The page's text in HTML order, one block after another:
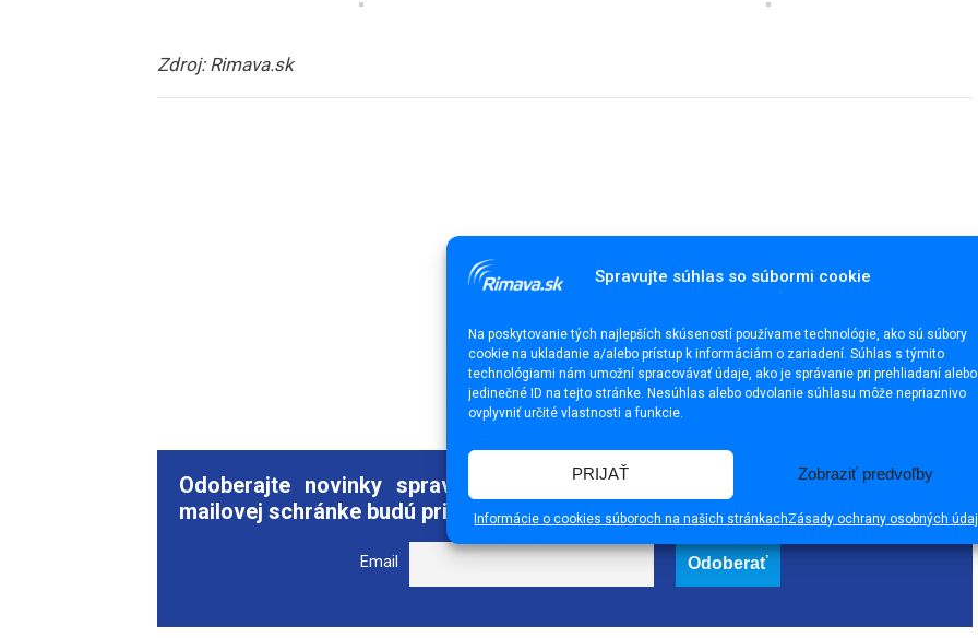
Spravujte súhlas so súbormi cookie
Na poskytovanie tých najlepších skúseností používame technológie, ako sú súbory
cookie na ukladanie a/alebo prístup k informáciám o zariadení. Súhlas s týmito
technológiami nám umožní spracovávať údaje, ako je správanie pri prehliadaní alebo
jedinečné ID na tejto stránke. Nesúhlas alebo odvolanie súhlasu môže nepriaznivo
ovplyvniť určité vlastnosti a funkcie.
PRIJAŤ Zobraziť predvoľby
Informácie o cookies súboroch na našich stránkachZásady ochrany osobných
Zdroj: Rimava.sk
Odoberajte novinky spravodajského portálu Rimava.sk, ktoré vám v e-
mailovej schránke budú pristávať pravidelne.
Email